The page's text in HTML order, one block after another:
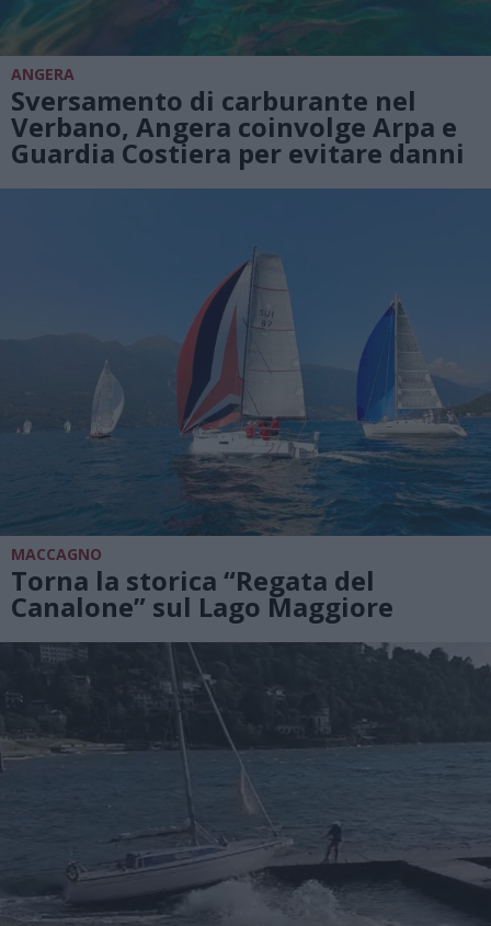
ANGERA
Sversamento di carburante nel
Verbano, Angera coinvolge Arpa e
Guardia Costiera per evitare danni
MACCAGNO
Torna la storica “Regata del
Canalone” sul Lago Maggiore